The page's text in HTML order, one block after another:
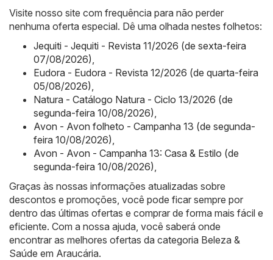
Visite nosso site com frequência para não perder
nenhuma oferta especial. Dê uma olhada nestes folhetos:
Jequiti - Jequiti - Revista 11/2026 (de sexta-feira
07/08/2026)
Eudora - Eudora - Revista 12/2026 (de quarta-feira
05/08/2026)
Natura - Catálogo Natura - Ciclo 13/2026 (de
segunda-feira 10/08/2026)
Avon - Avon folheto - Campanha 13 (de segunda-
feira 10/08/2026)
Avon - Avon - Campanha 13: Casa & Estilo (de
segunda-feira 10/08/2026)
Graças às nossas informações atualizadas sobre
descontos e promoções, você pode ficar sempre por
dentro das últimas ofertas e comprar de forma mais fácil e
eficiente. Com a nossa ajuda, você saberá onde
encontrar as melhores ofertas da categoria Beleza &
Saúde em Araucária.